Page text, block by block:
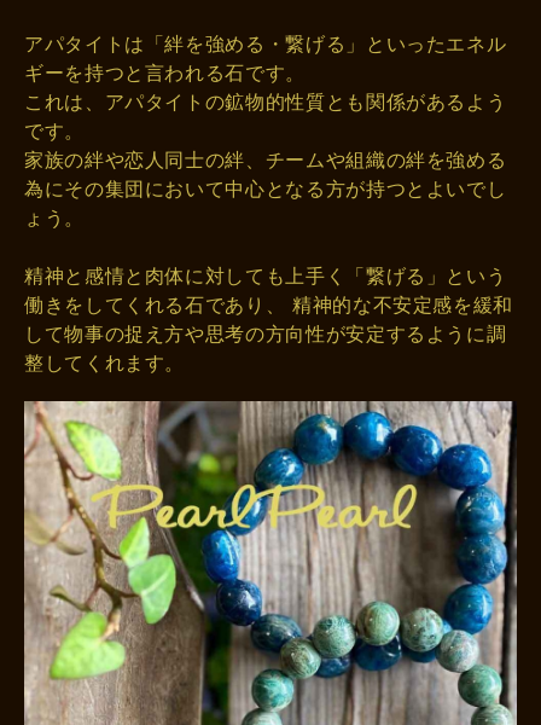
アパタイトは「絆を強める・繋げる」といったエネル
ギーを持つと言われる石です。
これは、アパタイトの鉱物的性質とも関係があるよう
です。
家族の絆や恋人同士の絆、チームや組織の絆を強める
為にその集団において中心となる方が持つとよいでし
ょう。
精神と感情と肉体に対しても上手く「繋げる」という
働きをしてくれる石であり、 精神的な不安定感を緩和
して物事の捉え方や思考の方向性が安定するように調
整してくれます。